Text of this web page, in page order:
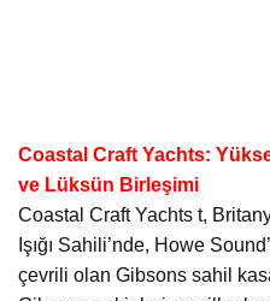
Coastal Craft Yachts:
ve Lüksün Birleşimi
Coastal Craft Yachts t,
Işığı Sahili’nde, Howe
çevrili olan Gibsons sahil